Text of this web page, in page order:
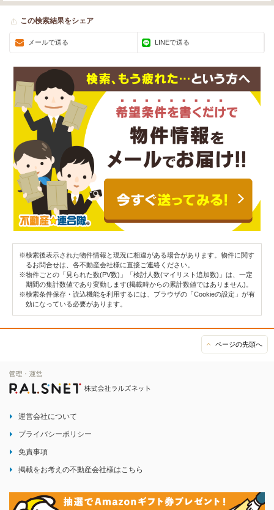
この検索結果をシェア
メールで送る LINEで送る
※検索後表示された物件情報と現況に相違がある場合があります。物件に関す
るお問合せは、各不動産会社様に直接ご連絡ください。
※物件ごとの「見られた数(PV数)」「検討人数(マイリスト追加数)」は、一定
期間の集計数値であり変動します(掲載時からの累計数値ではありません)。
※検索条件保存・読込機能を利用するには、ブラウザの「Cookieの設定」が有
効になっている必要があります。
ページの先頭へ
運営会社について
プライバシーポリシー
免責事項
掲載をお考えの不動産会社様はこちら